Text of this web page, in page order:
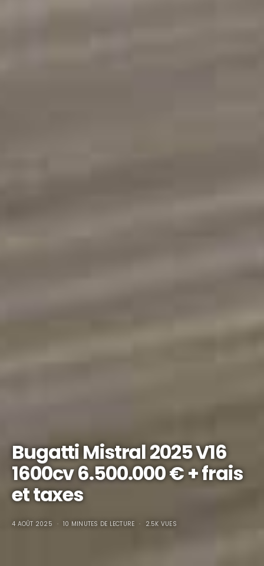
Bugatti Mistral 2025 V16
1600cv 6.500.000 € + frais
et taxes
4 AOÛT 2025 10 MINUTES DE LECTURE 2.5K VUES